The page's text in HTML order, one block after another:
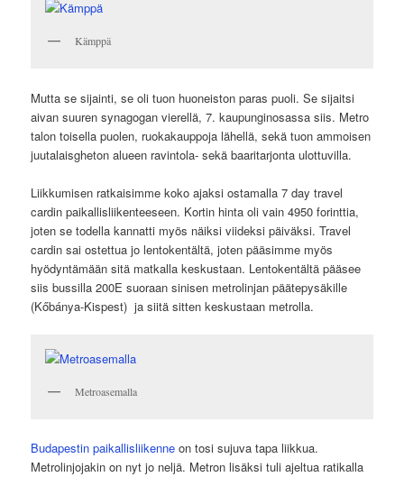
Kämppä
Mutta se sijainti, se oli tuon huoneiston paras puoli. Se sijaitsi
aivan suuren synagogan vierellä, 7. kaupunginosassa siis. Metro
talon toisella puolen, ruokakauppoja lähellä, sekä tuon ammoisen
juutalaisgheton alueen ravintola- sekä baaritarjonta ulottuvilla.
Liikkumisen ratkaisimme koko ajaksi ostamalla 7 day travel
cardin paikallisliikenteeseen. Kortin hinta oli vain 4950 forinttia,
joten se todella kannatti myös näiksi viideksi päiväksi. Travel
cardin sai ostettua jo lentokentältä, joten pääsimme myös
hyödyntämään sitä matkalla keskustaan. Lentokentältä pääsee
siis bussilla 200E suoraan sinisen metrolinjan päätepysäkille
(Kőbánya-Kispest) ja siitä sitten keskustaan metrolla.
Metroasemalla
Budapestin paikallisliikenne on tosi sujuva tapa liikkua.
Metrolinjojakin on nyt jo neljä. Metron lisäksi tuli ajeltua ratikalla